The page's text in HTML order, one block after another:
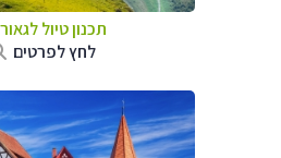
תכנון טיול
לחץ לפרטים